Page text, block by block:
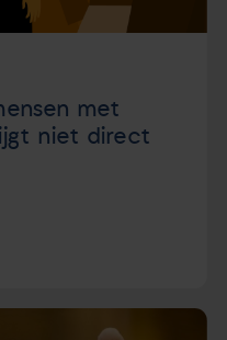
met
niet direct